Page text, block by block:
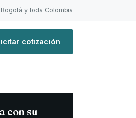
Bogotá y toda Colombia
cotización
con su